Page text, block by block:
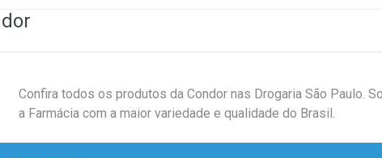
Confira todos os produtos da Condor nas Drogaria São Paulo.
a Farmácia com a maior variedade e qualidade do Brasil.